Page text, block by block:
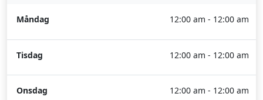
Måndag 12:00 am - 12:00 am
Tisdag 12:00 am - 12:00 am
Onsdag 12:00 am - 12:00 am